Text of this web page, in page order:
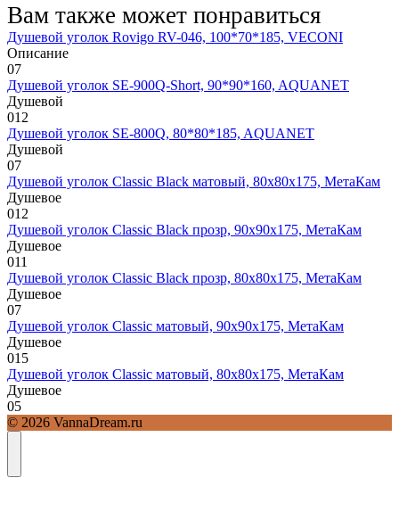
Вам также может понравиться
Душевой уголок Rovigo RV-046, 100*70*185, VECONI
Описание
07
Душевой уголок SE-900Q-Short, 90*90*160, AQUANET
Душевой
012
Душевой уголок SE-800Q, 80*80*185, AQUANET
Душевой
07
Душевой уголок Classic Black матовый, 80х80х175, МетаКам
Душевое
012
Душевой уголок Classic Black прозр, 90х90х175, МетаКам
Душевое
011
Душевой уголок Classic Black прозр, 80х80х175, МетаКам
Душевое
07
Душевой уголок Classic матовый, 90х90х175, МетаКам
Душевое
015
Душевой уголок Classic матовый, 80х80х175, МетаКам
Душевое
05
© 2026 VannaDream.ru